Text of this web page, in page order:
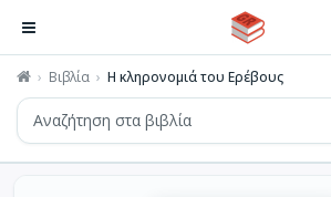
Βιβλία Η κληρονομιά του Ερέβους